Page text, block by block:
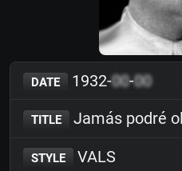
DATE 1932-00-00
TITLE Jamás podré
STYLE VALS